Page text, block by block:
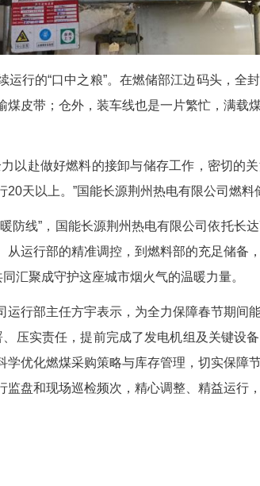
连续运行的“口中之粮”。在燃
传送至输煤皮带；仓外，装车线